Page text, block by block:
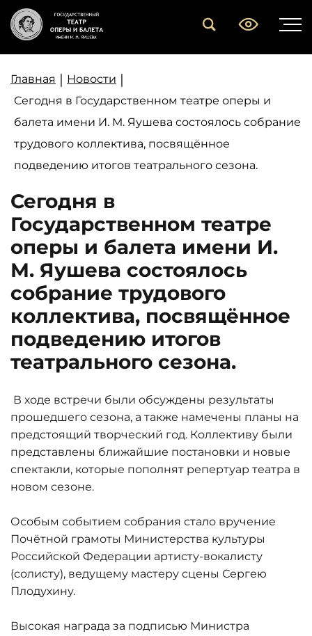
Главная | Новости |
Сегодня в Государственном театре оперы и
балета имени И. М. Яушева состоялось собрание
трудового коллектива, посвящённое
подведению итогов театрального сезона.
Сегодня в
Государственном театре
оперы и балета имени И.
М. Яушева состоялось
собрание трудового
коллектива, посвящённое
подведению итогов
театрального сезона.
В ходе встречи были обсуждены результаты
прошедшего сезона, а также намечены планы на
предстоящий творческий год. Коллективу были
представлены ближайшие постановки и новые
спектакли, которые пополнят репертуар театра в
новом сезоне.
Особым событием собрания стало вручение
Почётной грамоты Министерства культуры
Российской Федерации артисту-вокалисту
(солисту), ведущему мастеру сцены Сергею
Плодухину.
Высокая награда за подписью Министра